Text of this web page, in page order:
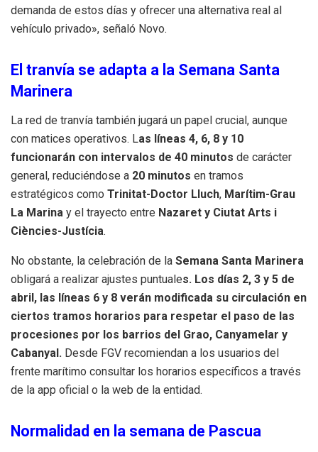
demanda de estos días y ofrecer una alternativa real al
vehículo privado», señaló Novo.
El tranvía se adapta a la Semana Santa
Marinera
La red de tranvía también jugará un papel crucial, aunque
con matices operativos. Las líneas 4, 6, 8 y 10
funcionarán con intervalos de 40 minutos de carácter
general, reduciéndose a 20 minutos en tramos
estratégicos como Trinitat-Doctor Lluch, Marítim-Grau
La Marina y el trayecto entre Nazaret y Ciutat Arts i
Ciències-Justícia.
No obstante, la celebración de la Semana Santa Marinera
obligará a realizar ajustes puntuales. Los días 2, 3 y 5 de
abril, las líneas 6 y 8 verán modificada su circulación en
ciertos tramos horarios para respetar el paso de las
procesiones por los barrios del Grao, Canyamelar y
Cabanyal. Desde FGV recomiendan a los usuarios del
frente marítimo consultar los horarios específicos a través
de la app oficial o la web de la entidad.
Normalidad en la semana de Pascua